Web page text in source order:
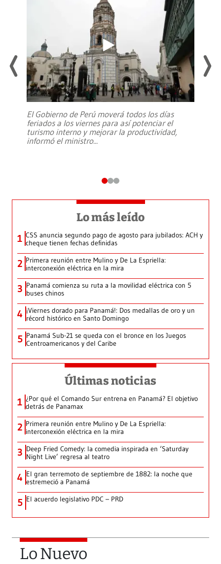
El Gobierno de Perú moverá todos los días
feriados a los viernes para así potenciar el
turismo interno y mejorar la productividad,
informó el ministro...
Lo más leído
1 CSS anuncia segundo pago de agosto para jubilados: ACH y
cheque tienen fechas definidas
2 Primera reunión entre Mulino y De La Espriella:
interconexión eléctrica en la mira
3 Panamá comienza su ruta a la movilidad eléctrica con 5
buses chinos
4 ¡Viernes dorado para Panamá!: Dos medallas de oro y un
récord histórico en Santo Domingo
5 Panamá Sub-21 se queda con el bronce en los Juegos
Centroamericanos y del Caribe
Últimas noticias
1 ¿Por qué el Comando Sur entrena en Panamá? El objetivo
detrás de Panamax
2 Primera reunión entre Mulino y De La Espriella:
interconexión eléctrica en la mira
3 Deep Fried Comedy: la comedia inspirada en ‘Saturday
Night Live’ regresa al teatro
4 El gran terremoto de septiembre de 1882: la noche que
estremeció a Panamá
5 El acuerdo legislativo PDC – PRD
Lo Nuevo